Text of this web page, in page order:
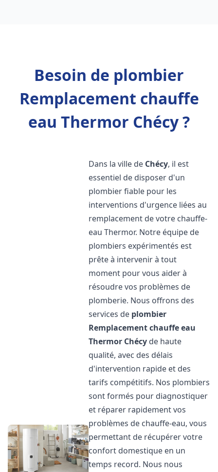
Besoin de plombier
Remplacement chauffe
eau Thermor Chécy ?
Dans la ville de Chécy, il est
essentiel de disposer d'un
plombier fiable pour les
interventions d'urgence liées au
remplacement de votre chauffe-
eau Thermor. Notre équipe de
plombiers expérimentés est
prête à intervenir à tout
moment pour vous aider à
résoudre vos problèmes de
plomberie. Nous offrons des
services de plombier
Remplacement chauffe eau
Thermor Chécy de haute
qualité, avec des délais
d'intervention rapide et des
tarifs compétitifs. Nos plombiers
sont formés pour diagnostiquer
et réparer rapidement vos
problèmes de chauffe-eau, vous
permettant de récupérer votre
confort domestique en un
temps record. Nous nous